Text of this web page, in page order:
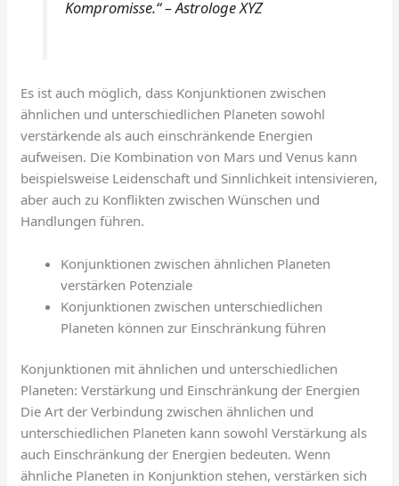
Kompromisse.“ – Astrologe XYZ
Es ist auch möglich, dass Konjunktionen zwischen
ähnlichen und unterschiedlichen Planeten sowohl
verstärkende als auch einschränkende Energien
aufweisen. Die Kombination von Mars und Venus kann
beispielsweise Leidenschaft und Sinnlichkeit intensivieren,
aber auch zu Konflikten zwischen Wünschen und
Handlungen führen.
Konjunktionen zwischen ähnlichen Planeten
verstärken Potenziale
Konjunktionen zwischen unterschiedlichen
Planeten können zur Einschränkung führen
Konjunktionen mit ähnlichen und unterschiedlichen
Planeten: Verstärkung und Einschränkung der Energien
Die Art der Verbindung zwischen ähnlichen und
unterschiedlichen Planeten kann sowohl Verstärkung als
auch Einschränkung der Energien bedeuten. Wenn
ähnliche Planeten in Konjunktion stehen, verstärken sich